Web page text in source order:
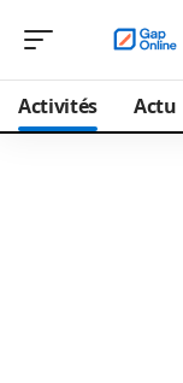
Activités Actu